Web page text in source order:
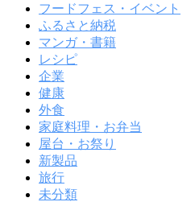
フードフェス・イベント
ふるさと納税
マンガ・書籍
レシピ
企業
健康
外食
家庭料理・お弁当
屋台・お祭り
新製品
旅行
未分類